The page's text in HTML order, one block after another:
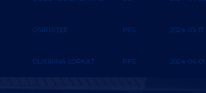
OSIRIS’TEE PFS 2024-03-17
OLIXIRINA LORKAT PFS 2024-04-01